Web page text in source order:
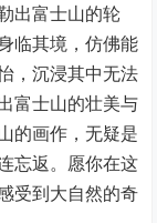
出富士山的轮
临其境，仿佛能
，沉浸其中无法
富士山的壮美与
的画作，无疑是
忘返。愿你在这
受到大自然的奇